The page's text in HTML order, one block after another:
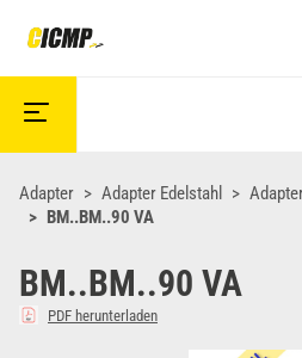
Adapter Adapter Edelstahl
BM..BM..90 VA
BM..BM..90 VA
PDF herunterladen